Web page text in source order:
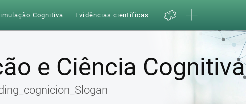
Cognitiva Evidências científicas
e Ciência Cognitiva